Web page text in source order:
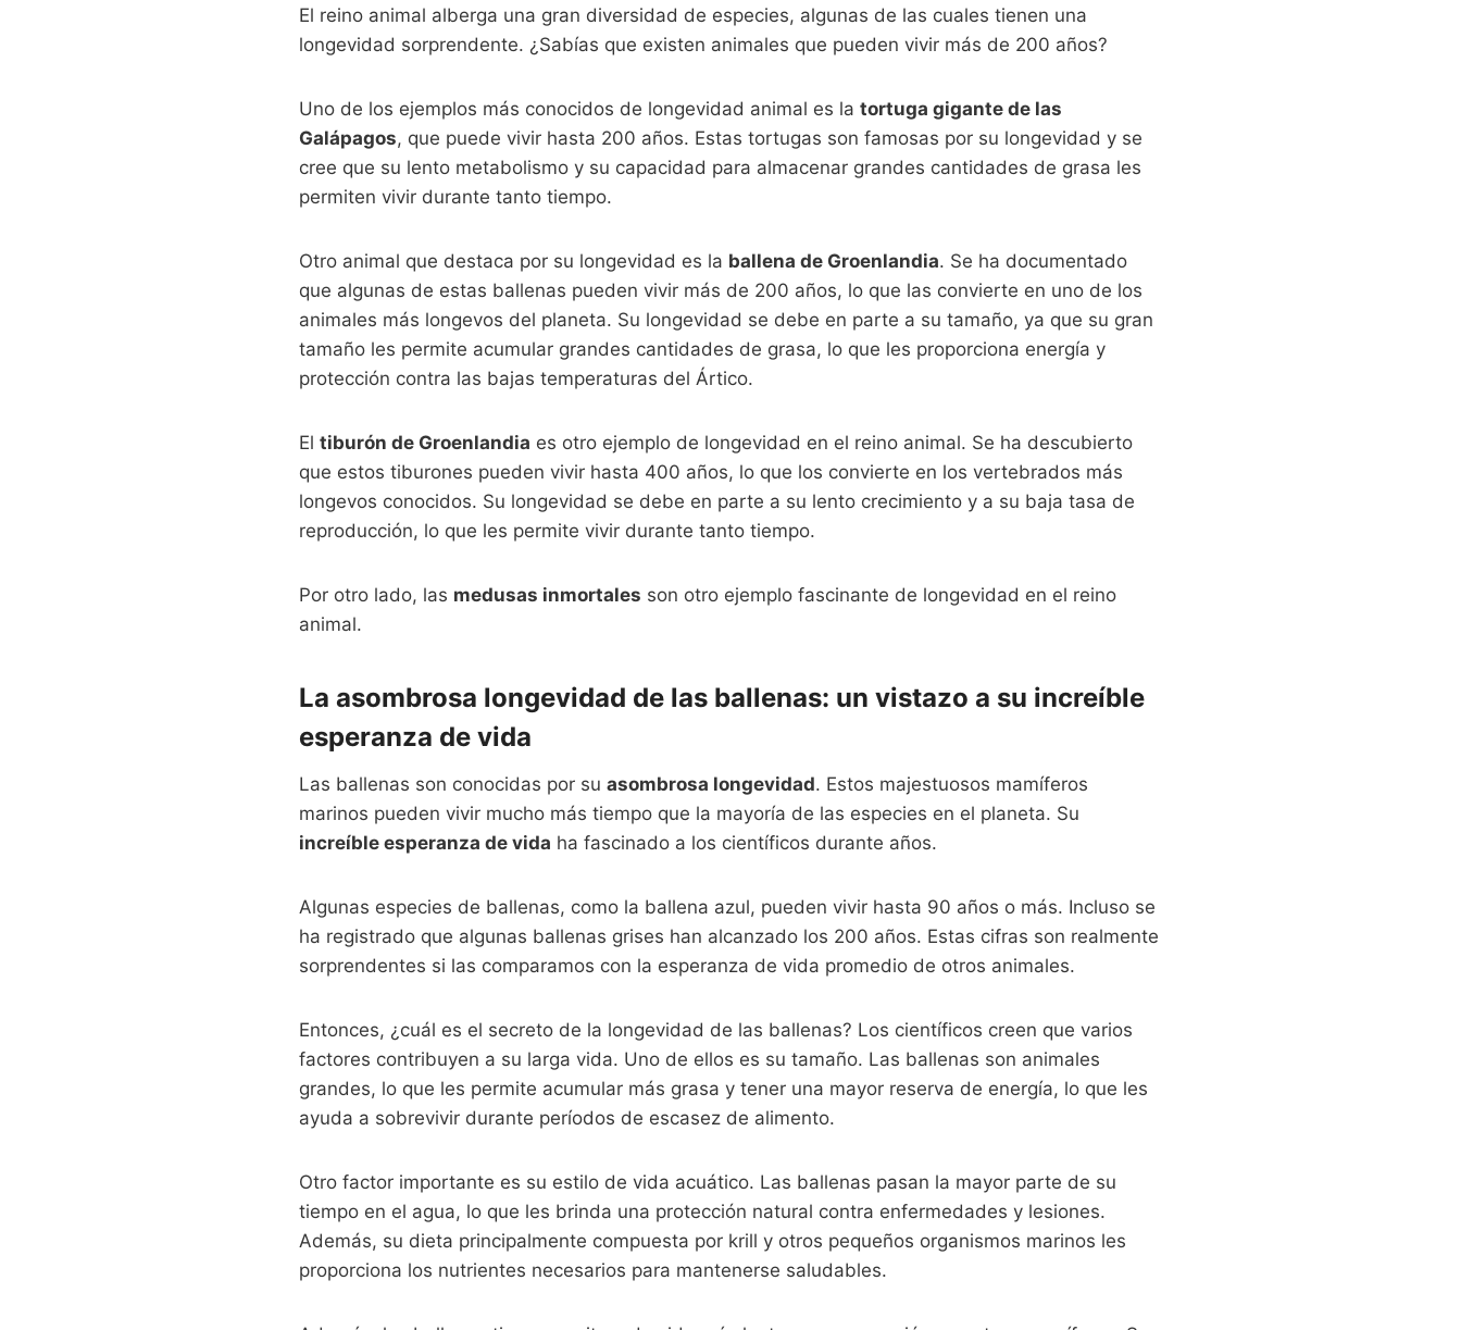
El reino animal alberga una gran diversidad de especies, algunas de las cuales tienen una
longevidad sorprendente. ¿Sabías que existen animales que pueden vivir más de 200 años?
Uno de los ejemplos más conocidos de longevidad animal es la tortuga gigante de las
Galápagos, que puede vivir hasta 200 años. Estas tortugas son famosas por su longevidad y se
cree que su lento metabolismo y su capacidad para almacenar grandes cantidades de grasa les
permiten vivir durante tanto tiempo.
Otro animal que destaca por su longevidad es la ballena de Groenlandia. Se ha documentado
que algunas de estas ballenas pueden vivir más de 200 años, lo que las convierte en uno de los
animales más longevos del planeta. Su longevidad se debe en parte a su tamaño, ya que su gran
tamaño les permite acumular grandes cantidades de grasa, lo que les proporciona energía y
protección contra las bajas temperaturas del Ártico.
El tiburón de Groenlandia es otro ejemplo de longevidad en el reino animal. Se ha descubierto
que estos tiburones pueden vivir hasta 400 años, lo que los convierte en los vertebrados más
longevos conocidos. Su longevidad se debe en parte a su lento crecimiento y a su baja tasa de
reproducción, lo que les permite vivir durante tanto tiempo.
Por otro lado, las medusas inmortales son otro ejemplo fascinante de longevidad en el reino
animal.
La asombrosa longevidad de las ballenas: un vistazo a su increíble
esperanza de vida
Las ballenas son conocidas por su asombrosa longevidad. Estos majestuosos mamíferos
marinos pueden vivir mucho más tiempo que la mayoría de las especies en el planeta. Su
increíble esperanza de vida ha fascinado a los científicos durante años.
Algunas especies de ballenas, como la ballena azul, pueden vivir hasta 90 años o más. Incluso se
ha registrado que algunas ballenas grises han alcanzado los 200 años. Estas cifras son realmente
sorprendentes si las comparamos con la esperanza de vida promedio de otros animales.
Entonces, ¿cuál es el secreto de la longevidad de las ballenas? Los científicos creen que varios
factores contribuyen a su larga vida. Uno de ellos es su tamaño. Las ballenas son animales
grandes, lo que les permite acumular más grasa y tener una mayor reserva de energía, lo que les
ayuda a sobrevivir durante períodos de escasez de alimento.
Otro factor importante es su estilo de vida acuático. Las ballenas pasan la mayor parte de su
tiempo en el agua, lo que les brinda una protección natural contra enfermedades y lesiones.
Además, su dieta principalmente compuesta por krill y otros pequeños organismos marinos les
proporciona los nutrientes necesarios para mantenerse saludables.